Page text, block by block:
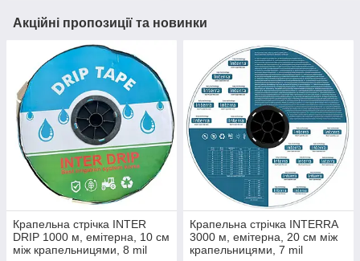
Акційні пропозиції та новинки
Крапельна стрічка INTER
DRIP 1000 м, емітерна, 10 см
між крапельницями, 8 mil
Крапельна стрічка INTERRA
3000 м, емітерна, 20 см між
крапельницями, 7 mil